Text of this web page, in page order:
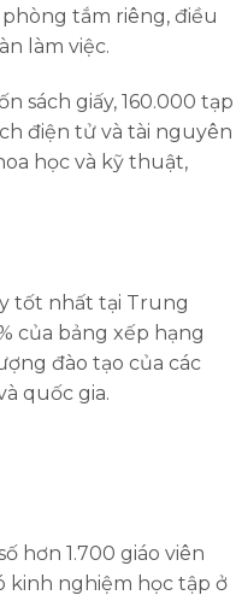
tắm riêng, điều
làm việc.
sách giấy, 160.000 tạp
điện tử và tài nguyên
học và kỹ thuật,
tốt nhất tại Trung
của bảng xếp hạng
đào tạo của các
quốc gia.
hơn 1.700 giáo viên
kinh nghiệm học tập ở